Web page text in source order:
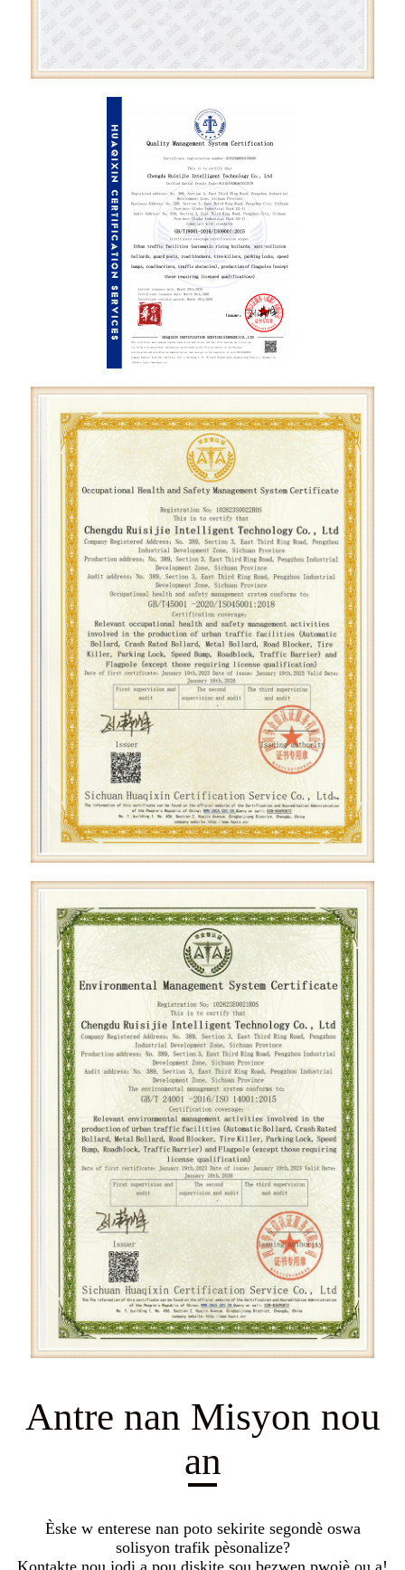
Antre nan Misyon nou
an
Èske w enterese nan poto sekirite segondè oswa
solisyon trafik pèsonalize?
Kontakte nou jodi a pou diskite sou bezwen pwojè ou a!